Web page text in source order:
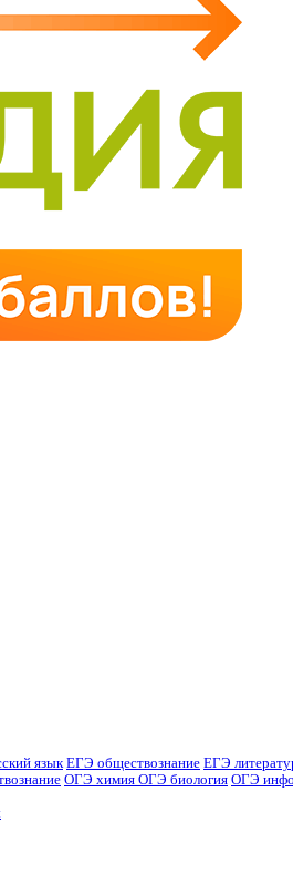
язык ЕГЭ обществознание ЕГЭ
ОГЭ химия ОГЭ биология ОГЭ